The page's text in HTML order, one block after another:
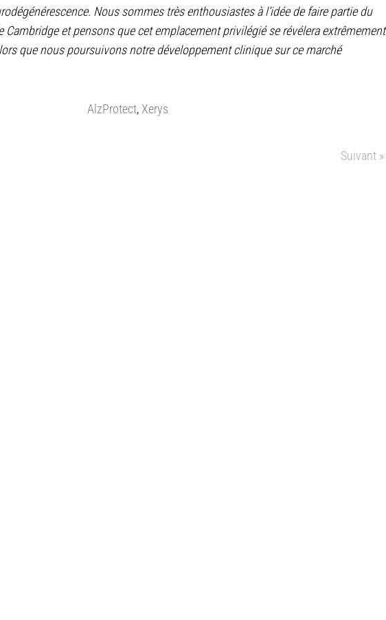
Nous sommes très enthousiastes à l’idée de faire partie du
et pensons que cet emplacement privilégié se révélera extrêmement
que nous poursuivons notre développement clinique sur ce marché
AlzProtect, Xerys
Suivant »